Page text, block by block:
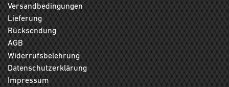
Versandbedingungen
Lieferung
Rücksendung
AGB
Widerrufsbelehrung
Datenschutzerklärung
Impressum